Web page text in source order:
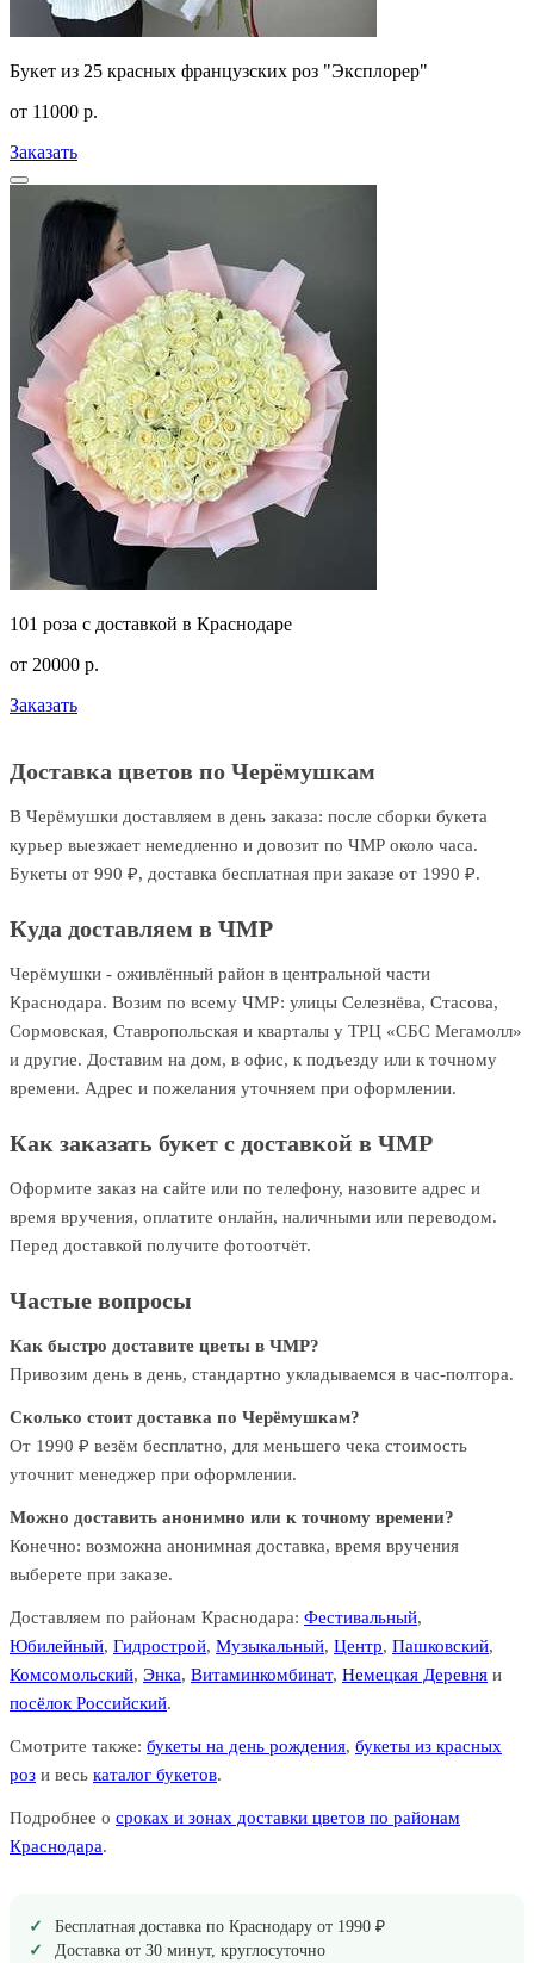
Букет из 25 красных французских роз "Эксплорер"
от 11000 р.
Заказать
101 роза с доставкой в Краснодаре
от 20000 р.
Заказать
Доставка цветов по Черёмушкам
В Черёмушки доставляем в день заказа: после сборки букета
курьер выезжает немедленно и довозит по ЧМР около часа.
Букеты от 990 ₽, доставка бесплатная при заказе от 1990 ₽.
Куда доставляем в ЧМР
Черёмушки - оживлённый район в центральной части
Краснодара. Возим по всему ЧМР: улицы Селезнёва, Стасова,
Сормовская, Ставропольская и кварталы у ТРЦ «СБС Мегамолл»
и другие. Доставим на дом, в офис, к подъезду или к точному
времени. Адрес и пожелания уточняем при оформлении.
Как заказать букет с доставкой в ЧМР
Оформите заказ на сайте или по телефону, назовите адрес и
время вручения, оплатите онлайн, наличными или переводом.
Перед доставкой получите фотоотчёт.
Частые вопросы
Как быстро доставите цветы в ЧМР?
Привозим день в день, стандартно укладываемся в час-полтора.
Сколько стоит доставка по Черёмушкам?
От 1990 ₽ везём бесплатно, для меньшего чека стоимость
уточнит менеджер при оформлении.
Можно доставить анонимно или к точному времени?
Конечно: возможна анонимная доставка, время вручения
выберете при заказе.
Доставляем по районам Краснодара: Фестивальный,
Юбилейный, Гидрострой, Музыкальный, Центр, Пашковский,
Комсомольский, Энка, Витаминкомбинат, Немецкая Деревня и
посёлок Российский.
Смотрите также: букеты на день рождения, букеты из красных
роз и весь каталог букетов.
Подробнее о сроках и зонах доставки цветов по районам
Краснодара.
Бесплатная доставка по Краснодару от 1990 ₽
Доставка от 30 минут, круглосуточно